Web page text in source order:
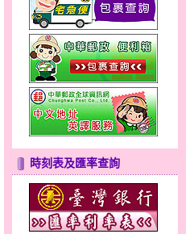
時刻表及匯率查詢